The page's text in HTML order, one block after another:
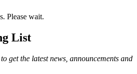
Please wait.
List
get the latest news, announcements and